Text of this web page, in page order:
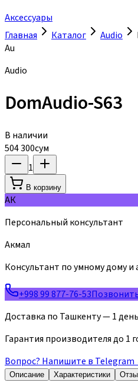
Аксессуары
Главная
Каталог Audio
Au
Audio
DomAudio-S63
В наличии
504 300сум
1
В корзину
АК
Персональный консультант
Акмал
Консультант по умному дому и
+998 99 877-76-53
Доставка по Ташкенту — 1
Гарантия производителя до 1
Вопрос? Напишите в Telegram
Описание Характеристики